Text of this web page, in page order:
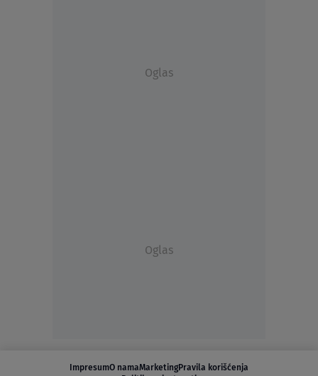
Oglas
Oglas
ImpresumO namaMarketingPravila korišćenja